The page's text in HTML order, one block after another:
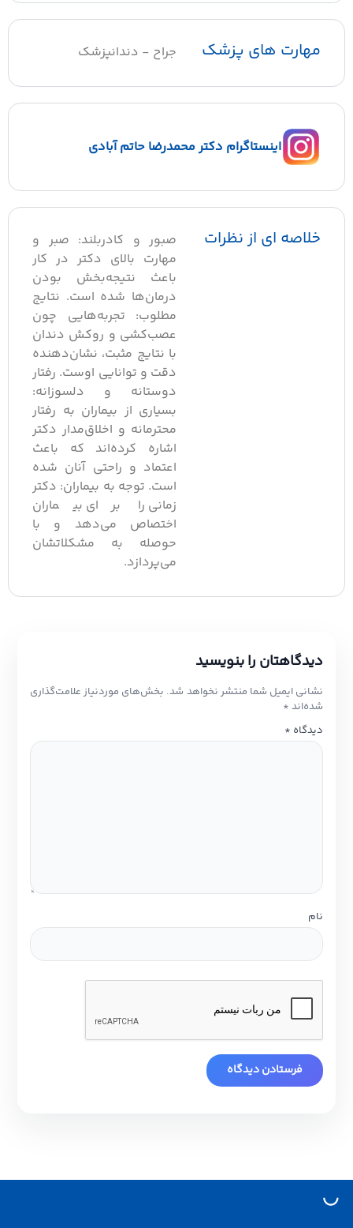
مهارت های پزشک جراح - دندانپزشک
اینستاگرام دکتر محمدرضا حاتم آبادی
خلاصه ای از نظرات
صبور و کادربلند: صبر و
مهارت بالای دکتر در کار
باعث نتیجه‌بخش بودن
درمان‌ها شده است. نتایج
مطلوب: تجربه‌هایی چون
عصب‌کشی و روکش دندان
با نتایج مثبت، نشان‌دهنده
دقت و توانایی اوست. رفتار
دوستانه و دلسوزانه:
بسیاری از بیماران به رفتار
محترمانه و اخلاق‌مدار دکتر
اشاره کرده‌اند که باعث
اعتماد و راحتی آنان شده
است. توجه به بیماران: دکتر
زمانی را برای بیماران
اختصاص می‌دهد و با
حوصله به مشکلاتشان
می‌پردازد.
را بنویسید
ایمیل شما منتشر نخواهد شد. بخش‌های موردنیاز علامت‌گذاری
*
*